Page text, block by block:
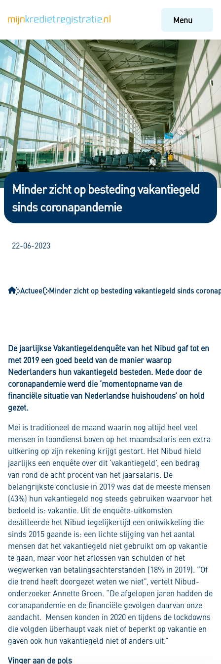
Menu
Minder zicht op besteding vakantiegeld
sinds coronapandemie
22-06-2023
Actueel Minder zicht op besteding vakantiegeld sinds
De jaarlijkse Vakantiegeldenquête van het Nibud gaf tot en
met 2019 een goed beeld van de manier waarop
Nederlanders hun vakantiegeld besteden. Mede door de
coronapandemie werd die ‘momentopname van de
financiële situatie van Nederlandse huishoudens’ on hold
gezet.
Mei is traditioneel de maand waarin nog altijd heel veel
mensen in loondienst boven op het maandsalaris een extra
uitkering op zijn rekening krijgt gestort. Het Nibud hield
jaarlijks een enquête over dit ‘vakantiegeld’, een bedrag
van rond de acht procent van het jaarsalaris. De
belangrijkste conclusie in 2019 was dat de meeste mensen
(43%) hun vakantiegeld nog steeds gebruiken waarvoor het
bedoeld is: vakantie. Uit de enquête-uitkomsten
destilleerde het Nibud tegelijkertijd een ontwikkeling die
sinds 2015 gaande is: een lichte stijging van het aantal
mensen dat het vakantiegeld niet gebruikt om op vakantie
te gaan, maar voor het aflossen van schulden of het
wegwerken van betalingsachterstanden (18% in 2019). “Of
die trend heeft doorgezet weten we niet”, vertelt Nibud-
onderzoeker Annette Groen. “De afgelopen jaren hadden de
coronapandemie en de financiële gevolgen daarvan onze
aandacht. Mensen konden in 2020 en tijdens de lockdowns
die volgden überhaupt vaak niet of beperkt op vakantie en
gaven ook hun vakantiegeld niet of anders uit.”
Vinger aan de pols